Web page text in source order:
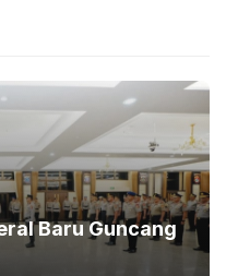
Baru Guncang